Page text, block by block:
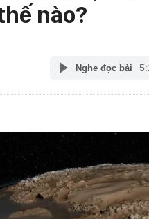
nào?
Nghe đọc bài